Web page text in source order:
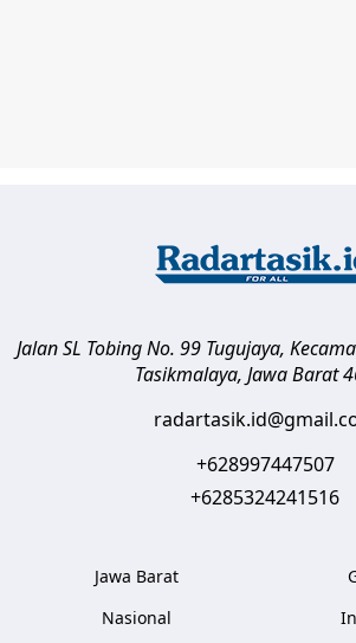
Jalan SL Tobing No. 99 Tugujaya,
Tasikmalaya, Jawa Barat
+628997447507
+6285324241516
Jawa Barat
Nasional